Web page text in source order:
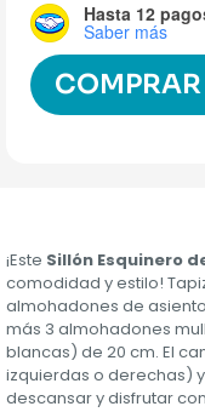
Hasta 12
Saber más
COMPRAR
¡Este Sillón Esquinero
comodidad y estilo!
almohadones de
más 3 almohadones
blancas) de 20 cm. El
izquierdas o derechas)
descansar y disfrutar